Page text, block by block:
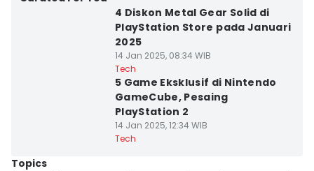
4 Diskon Metal Gear Solid di
PlayStation Store pada Januari
2025
14 Jan 2025, 08:34 WIB
Tech
5 Game Eksklusif di Nintendo
GameCube, Pesaing
PlayStation 2
14 Jan 2025, 12:34 WIB
Tech
Topics